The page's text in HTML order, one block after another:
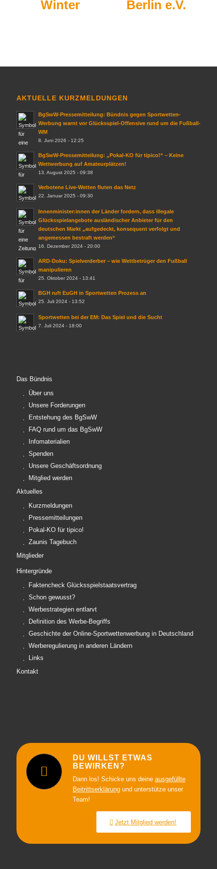
Winter
Berlin e.V.
AKTUELLE KURZMELDUNGEN
BgSwW-Pressemitteilung: Bündnis gegen Sportwetten-
Werbung warnt vor Glücksspiel-Offensive rund um die Fußball-
WM
8. Juni 2026 - 12:25
BgSwW-Pressemitteilung: „Pokal-KO für tipico!“ – Keine
Wettwerbung auf Amateurplätzen!
13. August 2025 - 09:38
Verbotene Live-Wetten fluten das Netz
22. Januar 2025 - 09:30
Innenminister:innen der Länder fordern, dass illegale
Glücksspielangebote ausländischer Anbieter für den
deutschen Markt „aufgedeckt, konsequent verfolgt und
angemessen bestraft werden“
16. Dezember 2024 - 20:00
ARD-Doku: Spielverderber – wie Wettbetrüger den Fußball
manipulieren
25. Oktober 2024 - 13:41
BGH ruft EuGH in Sportwetten Prozess an
25. Juli 2024 - 13:52
Sportwetten bei der EM: Das Spiel und die Sucht
7. Juli 2024 - 18:00
Das Bündnis
Über uns
Unsere Forderungen
Entstehung des BgSwW
FAQ rund um das BgSwW
Infomaterialien
Spenden
Unsere Geschäftsordnung
Mitglied werden
Aktuelles
Kurzmeldungen
Pressemitteilungen
Pokal-KO für tipico!
Zaunis Tagebuch
Mitglieder
Hintergründe
Faktencheck Glücksspielstaatsvertrag
Schon gewusst?
Werbestrategien entlarvt
Definition des Werbe-Begriffs
Geschichte der Online-Sportwettenwerbung in Deutschland
Werberegulierung in anderen Ländern
Links
Kontakt
DU WILLST ETWAS
BEWIRKEN?
Dann los! Schicke uns deine ausgefüllte
Beitrittserklärungund unterstütze unser
Team!
Jetzt Mitglied werden!